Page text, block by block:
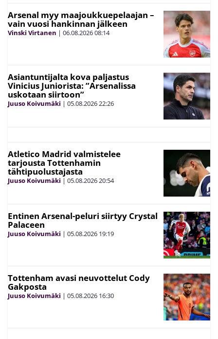
Arsenal myy maajoukkuepelaajan –
vain vuosi hankinnan jälkeen
Vinski Virtanen | 06.08.202608:14
Asiantuntijalta kova paljastus
Vinicius Juniorista: ”Arsenalissa
uskotaan siirtoon”
Juuso Koivumäki | 05.08.202622:26
Atletico Madrid valmistelee
tarjousta Tottenhamin
tähtipuolustajasta
Juuso Koivumäki | 05.08.202620:54
Entinen Arsenal-peluri siirtyy Crystal
Palaceen
Juuso Koivumäki | 05.08.2026 19:19
Tottenham avasi neuvottelut Cody
Gakposta
Juuso Koivumäki | 05.08.2026 16:30